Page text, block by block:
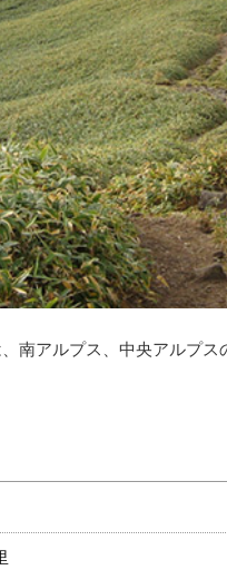
南アルプス、中央アルプス